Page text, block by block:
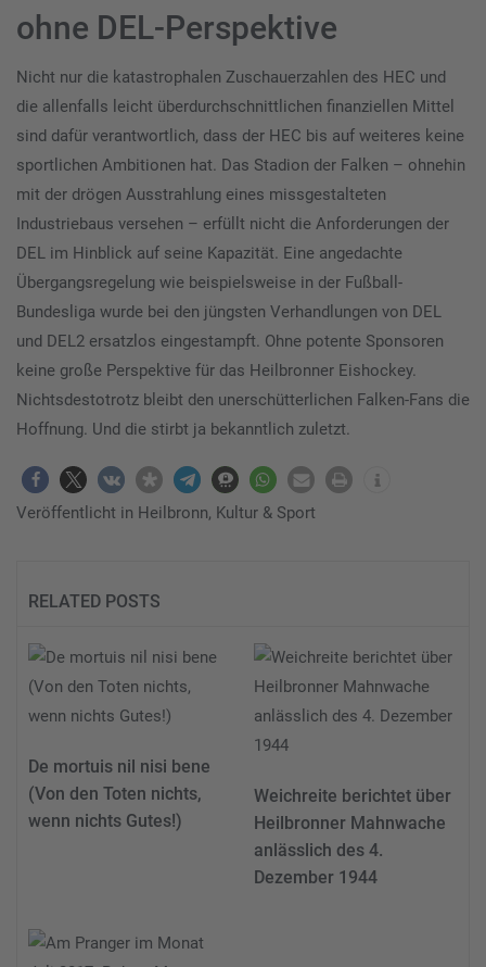
ohne DEL-Perspektive
Nicht nur die katastrophalen Zuschauerzahlen des HEC und
die allenfalls leicht überdurchschnittlichen finanziellen Mittel
sind dafür verantwortlich, dass der HEC bis auf weiteres keine
sportlichen Ambitionen hat. Das Stadion der Falken – ohnehin
mit der drögen Ausstrahlung eines missgestalteten
Industriebaus versehen – erfüllt nicht die Anforderungen der
DEL im Hinblick auf seine Kapazität. Eine angedachte
Übergangsregelung wie beispielsweise in der Fußball-
Bundesliga wurde bei den jüngsten Verhandlungen von DEL
und DEL2 ersatzlos eingestampft. Ohne potente Sponsoren
keine große Perspektive für das Heilbronner Eishockey.
Nichtsdestotrotz bleibt den unerschütterlichen Falken-Fans die
Hoffnung. Und die stirbt ja bekanntlich zuletzt.
Veröffentlicht in Heilbronn, Kultur & Sport
RELATED POSTS
De mortuis nil nisi bene
(Von den Toten nichts,
wenn nichts Gutes!)
Weichreite berichtet über
Heilbronner Mahnwache
anlässlich des 4.
Dezember 1944